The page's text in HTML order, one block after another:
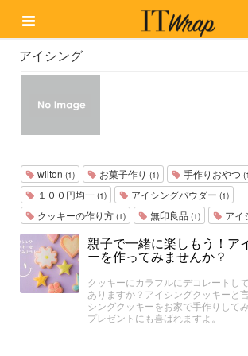
アイシング
wilton (1) お菓子作り (1) 手作りおやつ
１００円均一 (1) アイシングパウダー (1)
クッキーの作り方 (1) 無印良品 (1) アイ
親子で一緒に楽しもう！ア
ーを作ってみませんか？
クッキーにカラフルにデコレートし
ありますか？アイシングクッキーと
シングクッキーをお家で手作りして
プレゼントにも喜ばれますよ。